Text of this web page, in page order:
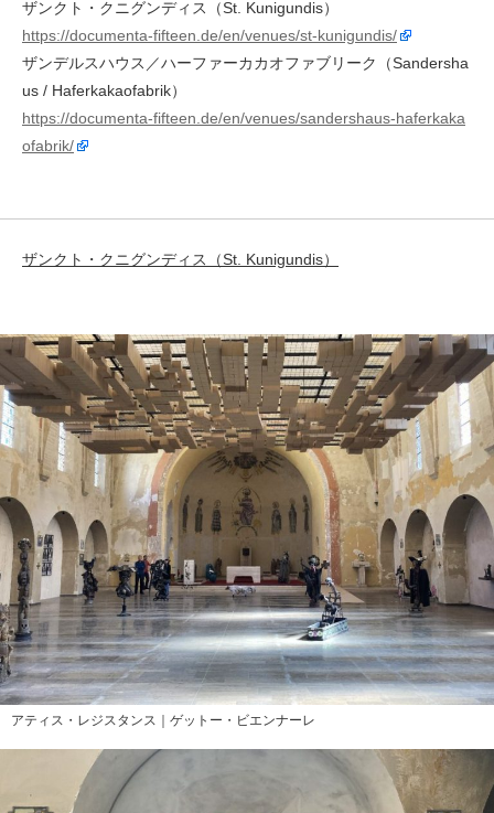
ザンクト・クニグンディス（St. Kunigundis）
https://documenta-fifteen.de/en/venues/st-kunigundis/
ザンデルスハウス／ハーファーカカオファブリーク（Sandersha
us / Haferkakaofabrik）
https://documenta-fifteen.de/en/venues/sandershaus-haferkaka
ofabrik/
ザンクト・クニグンディス（St. Kunigundis）
アティス・レジスタンス｜ゲットー・ビエンナーレ